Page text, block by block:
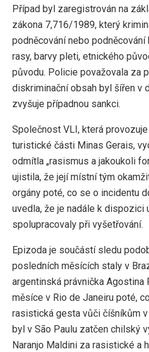
Případ byl zaregistrován na
zákona 7,716/1989, který
podněcování nebo
rasy, barvy pleti, etnického
původu. Policie považovala za
diskriminační obsah byl šířen v
zvyšuje případnou sankci.
Společnost VLI, která
turistické části Minas Gerais,
odmítla „rasismus a jakoukoli
ujistila, že její místní tým
orgány poté, co se o incidentu
uvedla, že je nadále k dispozici
spolupracovaly při vyšetřování.
Epizoda je součástí sledu
posledních měsících staly v
argentinská právnička Agostina
měsíce v Rio de Janeiru poté,
rasistická gesta vůči číšníkům v
byl v São Paulu zatčen chilský
Naranjo Maldini za rasistické a